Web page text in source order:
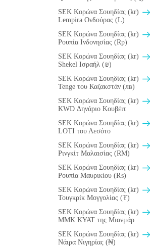
SEK Κορώνα Σουηδίας (kr)
Lempira Ονδούρας (L)
SEK Κορώνα Σουηδίας (kr)
Ρουπία Ινδονησίας (Rp)
SEK Κορώνα Σουηδίας (kr)
Shekel Ισραήλ (₪)
SEK Κορώνα Σουηδίας (kr)
Tenge του Καζακστάν (лв)
SEK Κορώνα Σουηδίας (kr)
KWD Δηνάριο Κουβέιτ
SEK Κορώνα Σουηδίας (kr)
LOTI του Λεσότο
SEK Κορώνα Σουηδίας (kr)
Ρινγκίτ Μαλαισίας (RM)
SEK Κορώνα Σουηδίας (kr)
Ρουπία Μαυρικίου (₨)
SEK Κορώνα Σουηδίας (kr)
Τουγκρίκ Μογγολίας (₮)
SEK Κορώνα Σουηδίας (kr)
MMK KYAT της Μιανμάρ
SEK Κορώνα Σουηδίας (kr)
Νάιρα Νιγηρίας (₦)